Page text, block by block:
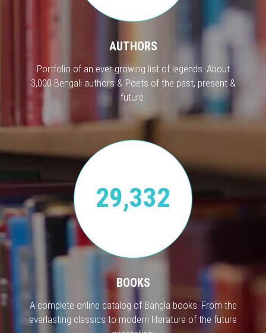
AUTHORS
Portfolio of an ever growing list of legends. About
3,000 Bengali authors & Poets of the past, present &
future.
29,332
BOOKS
A complete online catalog of Bangla books. From the
everlasting classics to modern literature of the future